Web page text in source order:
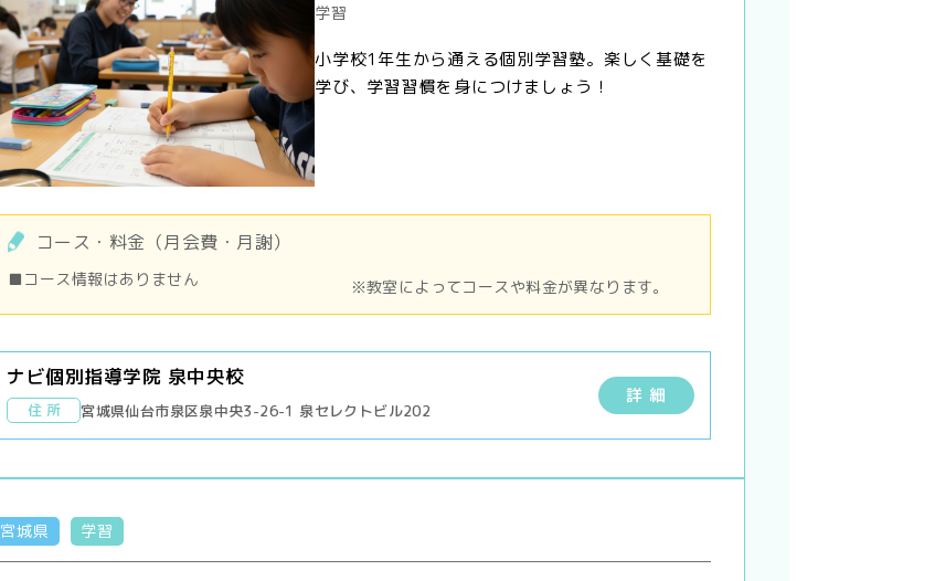
学習
小学校1年生から通える個別学習塾。楽しく基礎を
学び、学習習慣を身につけましょう！
コース・料金（月会費・月謝）
■コース情報はありません ※教室によってコースや料金が異なります。
ナビ個別指導学院 泉中央校
住 所 宮城県仙台市泉区泉中央3-26-1 泉セレクトビル202
詳 細
宮城県 学習